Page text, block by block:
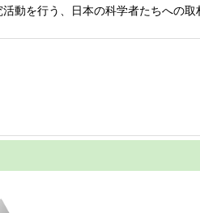
動を行う、日本の科学者たちへの取